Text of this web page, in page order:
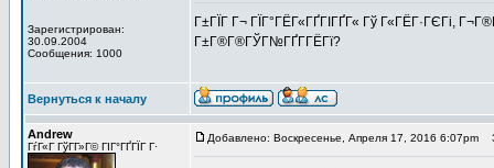
Зарегистрирован:
30.09.2004
Сообщения: 1000
Г±ГЇГ Г¬ ГЇГ°ГЁГ«ГҐГІГҐГ« Гў Г«ГЁГ·ГЄГі,
Г±Г®Г®ГЎГ№ГҐГ­ГЁГї?
Вернуться к началу
Andrew
ГѓГ«Г ГўГ­Г»Г© ГІГ°ГҐГЇГ Г·
Добавлено: Воскресенье, Апреля 17, 2016 6:07pm